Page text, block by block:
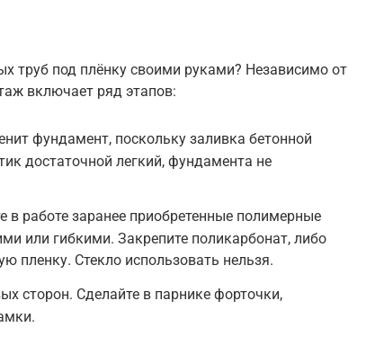
труб под плёнку своими руками? Независимо от
включает ряд этапов:
фундамент, поскольку заливка бетонной
достаточной легкий, фундамента не
в работе заранее приобретенные полимерные
или гибкими. Закрепите поликарбонат, либо
пленку. Стекло использовать нельзя.
сторон. Сделайте в парнике форточки,